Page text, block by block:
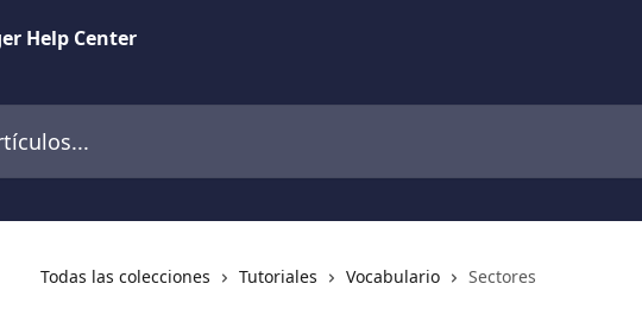
Todas las colecciones Tutoriales Vocabulario Sectores